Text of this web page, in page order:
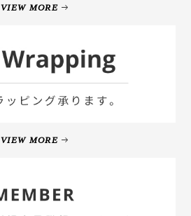
VIEW MORE
VIEW MORE